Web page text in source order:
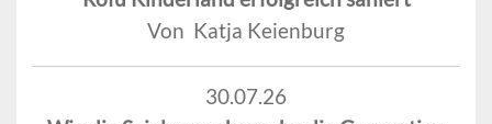
Von Katja Keienburg
30.07.26